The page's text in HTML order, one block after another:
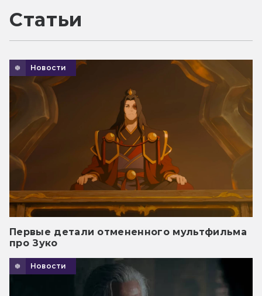
Статьи
Новости
Первые детали отмененного мультфильма
про Зуко
Новости